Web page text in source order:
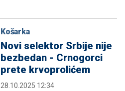
Košarka
Novi selektor Srbije nije
bezbedan - Crnogorci
prete krvoprolićem
28.10.2025 12:34